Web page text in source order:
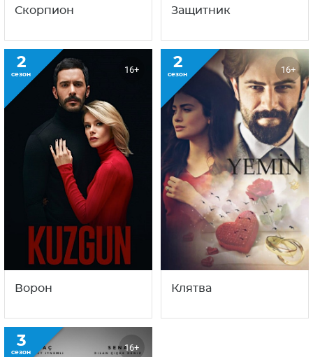
Скорпион Защитник
2
сезон 16+
Ворон
2
сезон 16+
Клятва
3
сезон 16+